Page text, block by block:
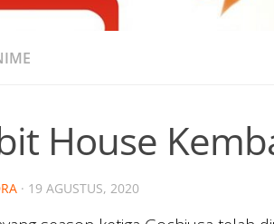
House
· 19 AGUSTUS, 2020